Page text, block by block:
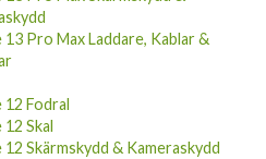
Pro Max Laddare, Kablar &
12 Fodral
Skal
Skärmskydd & Kameraskydd